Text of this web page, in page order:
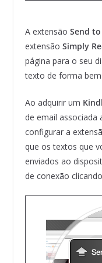
A extensão Send
extensão Simply
página para o seu
texto de forma
Ao adquirir um
de email associada
configurar a
que os textos que
enviados ao
de conexão